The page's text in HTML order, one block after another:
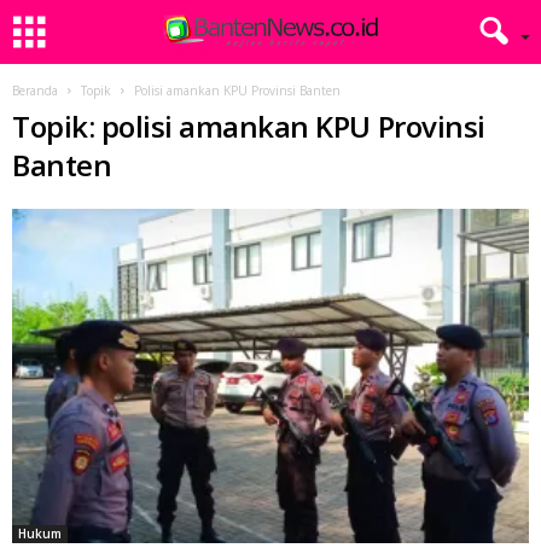
Beranda Topik Polisi amankan KPU Provinsi Banten
Topik: polisi amankan KPU Provinsi
Banten
Hukum